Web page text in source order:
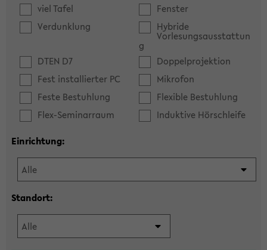
viel Tafel
Fenster
Verdunklung
Hybride
Vorlesungsausstattun
g
DTEN D7
Doppelprojektion
Fest installierter PC
Mikrofon
Feste Bestuhlung
Flexible Bestuhlung
Flex-Seminarraum
Induktive Hörschleife
Einrichtung:
Standort: